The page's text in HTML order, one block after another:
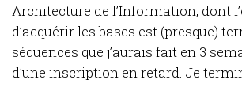
Architecture de l’Information, dont
d’acquérir les bases est (presque)
séquences que j’aurais fait en 3
d’une inscription en retard. Je